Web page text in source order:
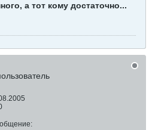
а тот кому достаточно...